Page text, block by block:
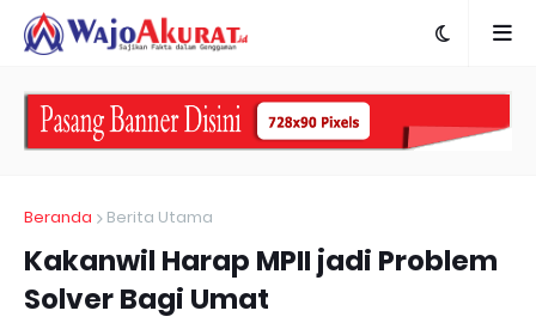
Beranda Berita Utama
Kakanwil Harap MPII jadi Problem
Solver Bagi Umat